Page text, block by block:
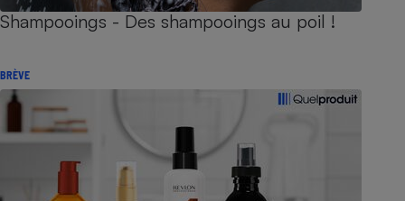
Shampooings - Des shampooings au poil !
BRÈVE